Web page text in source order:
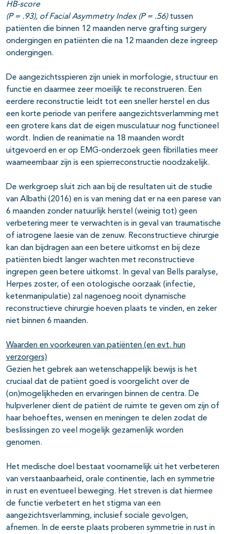
HB-score
(P = .93), of Facial Asymmetry Index (P = .56)tussen
patiënten die binnen 12 maanden nerve grafting surgery
ondergingen en patiënten die na 12 maanden deze ingreep
ondergingen.
De aangezichtsspieren zijn uniek in morfologie, structuur en
functie en daarmee zeer moeilijk te reconstrueren. Een
eerdere reconstructie leidt tot een sneller herstel en dus
een korte periode van perifere aangezichtsverlamming met
een grotere kans dat de eigen musculatuur nog functioneel
wordt. Indien de reanimatie na 18 maanden wordt
uitgevoerd en er op EMG-onderzoek geen fibrillaties meer
waarneembaar zijn is een spierreconstructie noodzakelijk.
De werkgroep sluit zich aan bij de resultaten uit de studie
van Albathi (2016) en is van mening dat er na een parese van
6 maanden zonder natuurlijk herstel (weinig tot) geen
verbetering meer te verwachten is in geval van traumatische
of iatrogene laesie van de zenuw. Reconstructieve chirurgie
kan dan bijdragen aan een betere uitkomst en bij deze
patiënten biedt langer wachten met reconstructieve
ingrepen geen betere uitkomst. In geval van Bells paralyse,
Herpes zoster, of een otologische oorzaak (infectie,
ketenmanipulatie) zal nagenoeg nooit dynamische
reconstructieve chirurgie hoeven plaats te vinden, en zeker
niet binnen 6 maanden.
Waarden en voorkeuren van patiënten (en evt. hun
verzorgers)
Gezien het gebrek aan wetenschappelijk bewijs is het
cruciaal dat de patiënt goed is voorgelicht over de
(on)mogelijkheden en ervaringen binnen de centra. De
hulpverlener dient de patiënt de ruimte te geven om zijn of
haar behoeftes, wensen en meningen te delen zodat de
beslissingen zo veel mogelijk gezamenlijk worden
genomen.
Het medische doel bestaat voornamelijk uit het verbeteren
van verstaanbaarheid, orale continentie, lach en symmetrie
in rust en eventueel beweging. Het streven is dat hiermee
de functie verbetert en het stigma van een
aangezichtsverlamming, inclusief sociale gevolgen,
afnemen. In de eerste plaats proberen symmetrie in rust in